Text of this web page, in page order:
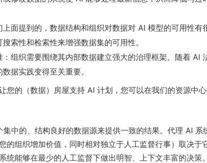
面提到的，数据结构和组织对数据对 AI 模型的可用性有
索性和检索性来增强数据集的可用性。
组织需要围绕其内部数据建立强大的治理框架。随着 AI
据实践变得至关重要。
您的（数据）房屋支持 AI 计划，您可以在我们的资源中心
中的、结构良好的数据源来提供一致的结果。代理 AI 系
的组织增加价值，同时相对独立于人工监督行事）取决于
统能够在最少的人工监督下做出明智、上下文丰富的决策